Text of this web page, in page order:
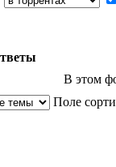
В этом
Поле